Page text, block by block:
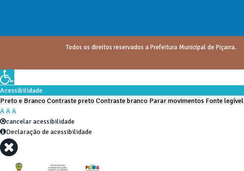
Todos os direitos reservados a Prefeitura Municipal de Piçarra.
Acessibilidade
Preto e BrancoContraste pretoContraste branco Parar movimentos Fonte legível
AAA
cancelar acessibilidade
Declaração de acessibilidade